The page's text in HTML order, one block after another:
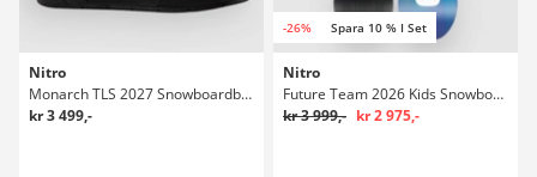
Nitro
Monarch TLS 2027 Snowboardboots
kr 3 499,-
-26% Spara 10 % I Set
Nitro
Future Team 2026 Kids Snowboard
kr 3 999,- kr 2 975,-